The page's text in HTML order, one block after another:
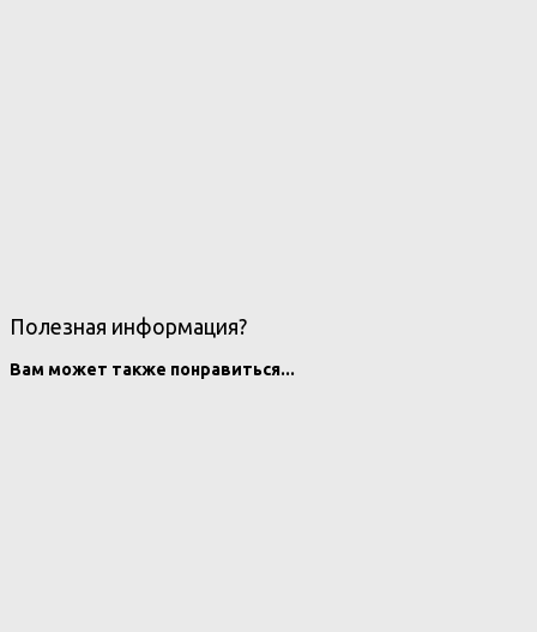
Полезная информация?
Вам может также понравиться...